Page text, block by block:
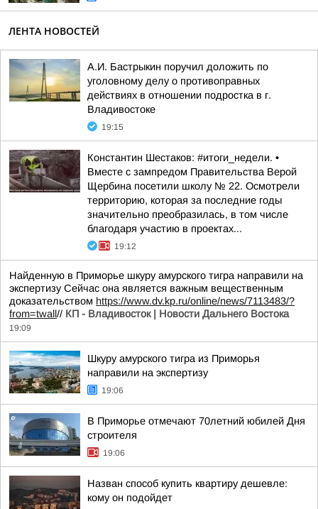
ЛЕНТА НОВОСТЕЙ
А.И. Бастрыкин поручил доложить по
уголовному делу о противоправных
действиях в отношении подростка в г.
Владивостоке
19:15
Константин Шестаков: #итоги_недели. •
Вместе с зампредом Правительства Верой
Щербина посетили школу № 22. Осмотрели
территорию, которая за последние годы
значительно преобразилась, в том числе
благодаря участию в проектах...
19:12
Найденную в Приморье шкуру амурского тигра направили на
экспертизу Сейчас она является важным вещественным
доказательством https://www.dv.kp.ru/online/news/7113483/?
from=twall// КП - Владивосток | Новости Дальнего Востока
19:09
Шкуру амурского тигра из Приморья
направили на экспертизу
19:06
В Приморье отмечают 70летний юбилей Дня
строителя
19:06
Назван способ купить квартиру дешевле:
кому он подойдет